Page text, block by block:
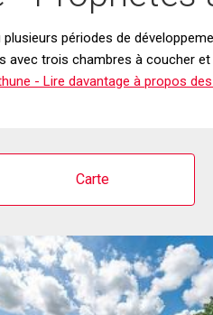
périodes de
trois chambres à coucher
- Lire davantage à propos
Carte